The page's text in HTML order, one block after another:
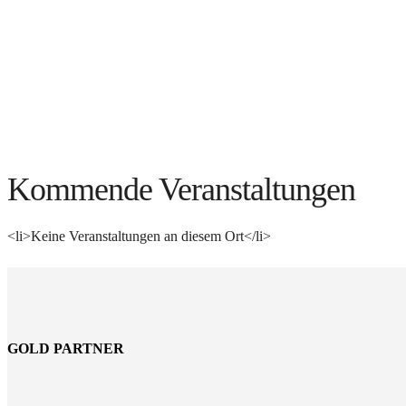
Kommende Veranstaltungen
<li>Keine Veranstaltungen an diesem Ort</li>
GOLD PARTNER